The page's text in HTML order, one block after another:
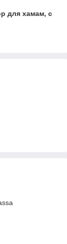
для хамам, с